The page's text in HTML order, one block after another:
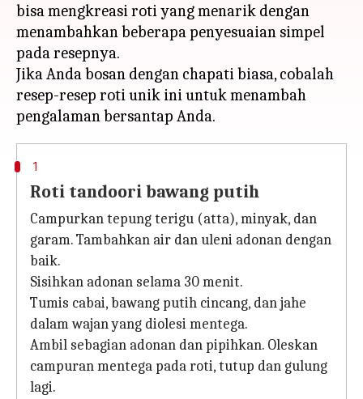
bisa mengkreasi roti yang menarik dengan
menambahkan beberapa penyesuaian simpel
pada resepnya.
Jika Anda bosan dengan chapati biasa, cobalah
resep-resep roti unik ini untuk menambah
1
Roti tandoori bawang putih
Campurkan tepung terigu (atta), minyak, dan
garam. Tambahkan air dan uleni adonan dengan
baik.
Sisihkan adonan selama 30 menit.
Tumis cabai, bawang putih cincang, dan jahe
dalam wajan yang diolesi mentega.
Ambil sebagian adonan dan pipihkan. Oleskan
campuran mentega pada roti, tutup dan gulung
lagi.